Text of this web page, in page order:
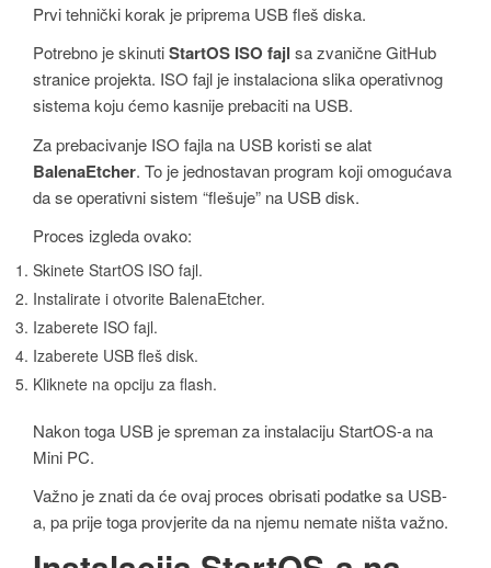
Prvi tehnički korak je priprema USB fleš diska.
Potrebno je skinutiStartOS ISO fajl sa zvanične GitHub
stranice projekta. ISO fajl je instalaciona slika operativnog
sistema koju ćemo kasnije prebaciti na USB.
Za prebacivanje ISO fajla na USB koristi se alat
BalenaEtcher. To je jednostavan program koji omogućava
da se operativni sistem “flešuje” na USB disk.
Proces izgleda ovako:
Skinete StartOS ISO fajl.
Instalirate i otvorite BalenaEtcher.
Izaberete ISO fajl.
Izaberete USB fleš disk.
Kliknete na opciju za flash.
Nakon toga USB je spreman za instalaciju StartOS-a na
Mini PC.
Važno je znati da će ovaj proces obrisati podatke sa USB-
a, pa prije toga provjerite da na njemu nemate ništa važno.